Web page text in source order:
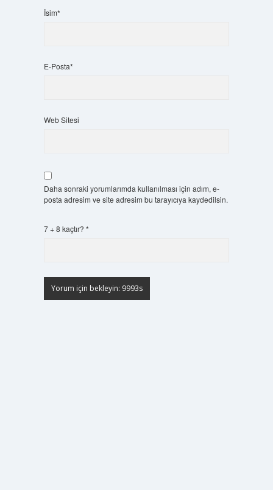
İsim*
E-Posta*
Web Sitesi
Daha sonraki yorumlarımda kullanılması için adım, e-
posta adresim ve site adresim bu tarayıcıya kaydedilsin.
7 + 8 kaçtır? *